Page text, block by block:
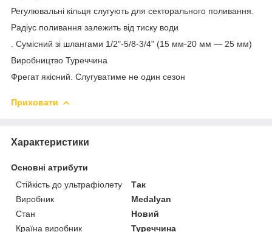
Регулювальні кільця слугують для секторального поливання.
Радіус поливання залежить від тиску води
. Сумісний зі шлангами 1/2"-5/8-3/4" (15 мм-20 мм — 25 мм)
Виробництво Туреччина
Фрегат якісний. Слугуватиме не один сезон
Приховати
Характеристики
Основні атрибути
Стійкість до ультрафіолету
Так
Виробник
Medalyan
Стан
Новий
Країна виробник
Туреччина